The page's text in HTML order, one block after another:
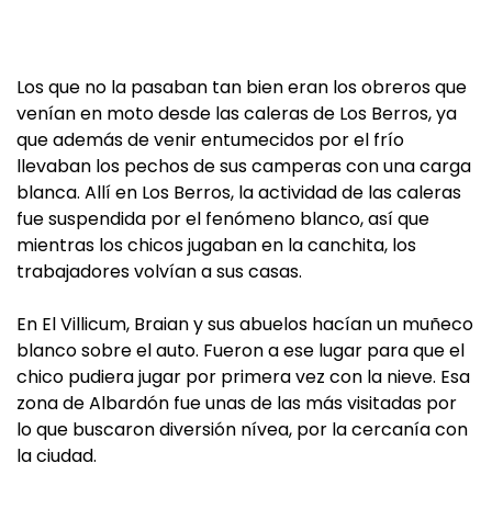
Los que no la pasaban tan bien eran los obreros que
venían en moto desde las caleras de Los Berros, ya
que además de venir entumecidos por el frío
llevaban los pechos de sus camperas con una carga
blanca. Allí en Los Berros, la actividad de las caleras
fue suspendida por el fenómeno blanco, así que
mientras los chicos jugaban en la canchita, los
trabajadores volvían a sus casas.
En El Villicum, Braian y sus abuelos hacían un muñeco
blanco sobre el auto. Fueron a ese lugar para que el
chico pudiera jugar por primera vez con la nieve. Esa
zona de Albardón fue unas de las más visitadas por
lo que buscaron diversión nívea, por la cercanía con
la ciudad.